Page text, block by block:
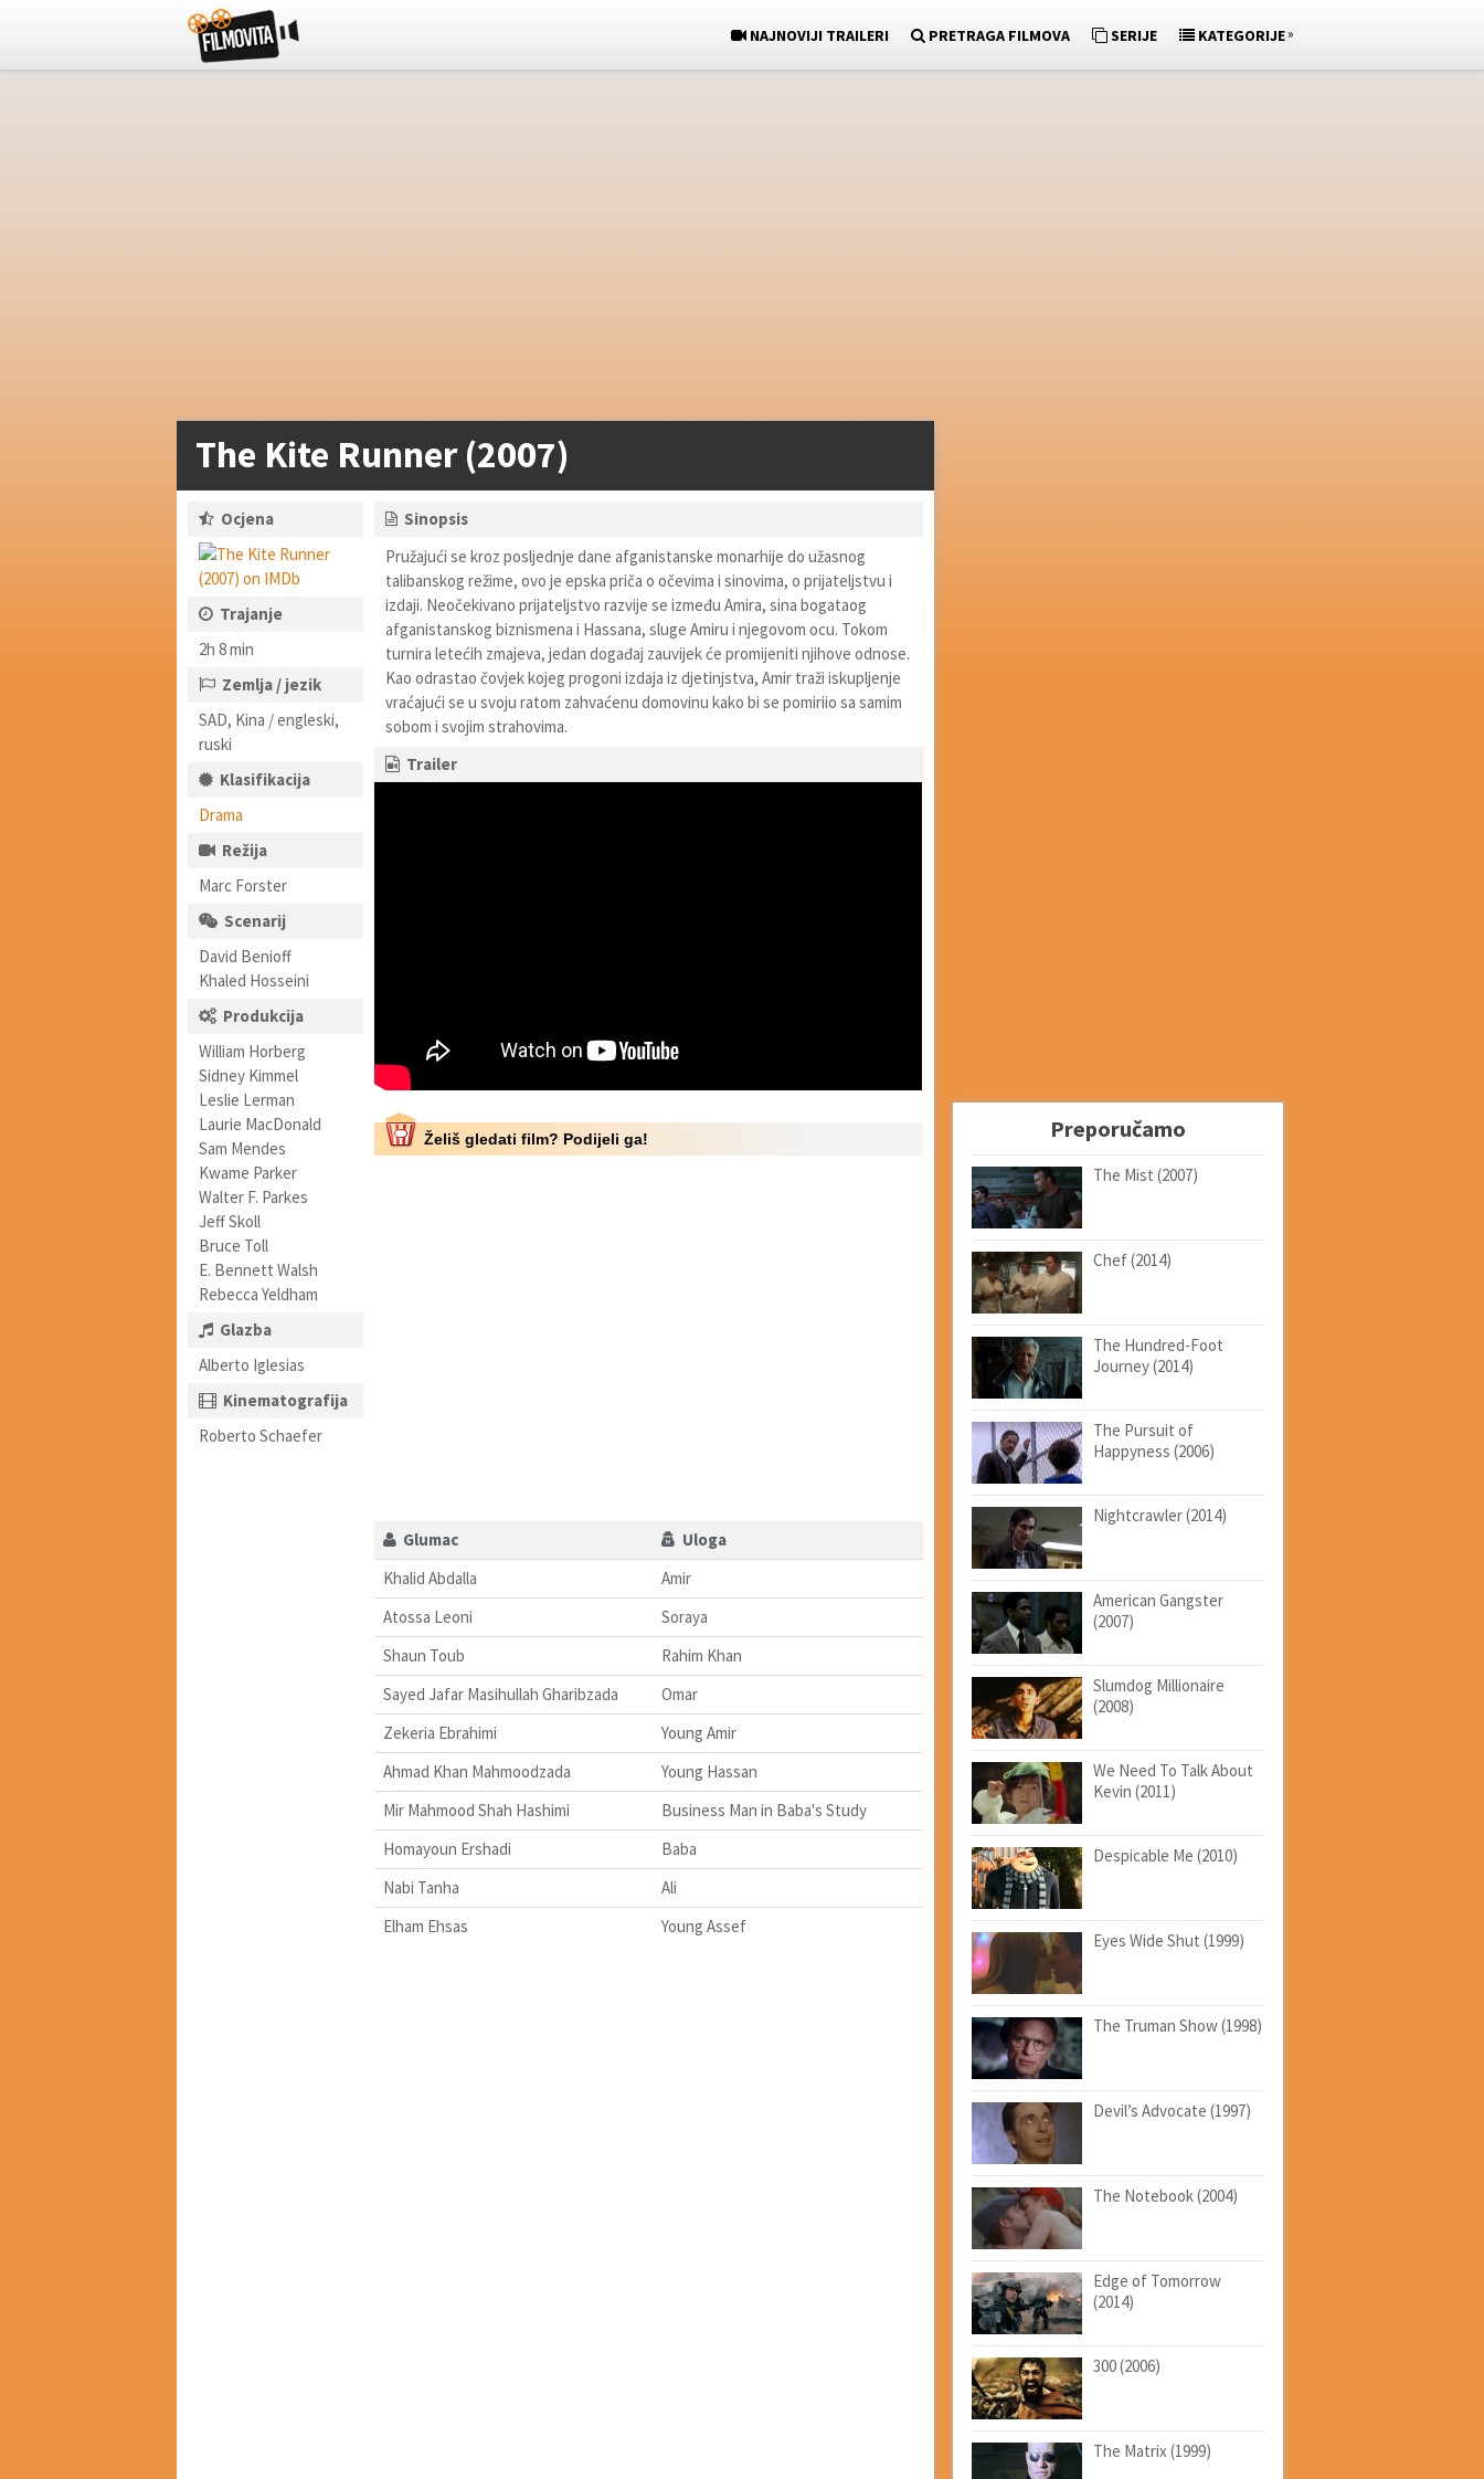
NAJNOVIJI TRAILERI PRETRAGA FILMOVA SERIJE KATEGORIJE»
The Kite Runner (2007)
Ocjena
Trajanje
2h 8 min
Zemlja / jezik
SAD, Kina / engleski,
ruski
Klasifikacija
Drama
Režija
Marc Forster
Scenarij
David Benioff
Khaled Hosseini
Produkcija
William Horberg
Sidney Kimmel
Leslie Lerman
Laurie MacDonald
Sam Mendes
Kwame Parker
Walter F. Parkes
Jeff Skoll
Bruce Toll
E. Bennett Walsh
Rebecca Yeldham
Glazba
Alberto Iglesias
Kinematografija
Roberto Schaefer
Sinopsis
Pružajući se kroz posljednje dane afganistanske monarhije do užasnog
talibanskog režime, ovo je epska priča o očevima i sinovima, o prijateljstvu i
izdaji. Neočekivano prijateljstvo razvije se između Amira, sina bogataog
afganistanskog biznismena i Hassana, sluge Amiru i njegovom ocu. Tokom
turnira letećih zmajeva, jedan događaj zauvijek će promijeniti njihove odnose.
Kao odrastao čovjek kojeg progoni izdaja iz djetinjstva, Amir traži iskupljenje
vraćajući se u svoju ratom zahvaćenu domovinu kako bi se pomiriio sa samim
sobom i svojim strahovima.
Trailer
Želiš gledati film? Podijeli ga!
Glumac
Uloga
Khalid Abdalla
Amir
Atossa Leoni
Soraya
Shaun Toub
Rahim Khan
Sayed Jafar Masihullah Gharibzada
Omar
Zekeria Ebrahimi
Young Amir
Ahmad Khan Mahmoodzada
Young Hassan
Mir Mahmood Shah Hashimi
Business Man in Baba's Study
Homayoun Ershadi
Baba
Nabi Tanha
Ali
Elham Ehsas
Young Assef
Preporučamo
The Mist (2007)
Chef (2014)
The Hundred-Foot
Journey (2014)
The Pursuit of
Happyness (2006)
Nightcrawler (2014)
American Gangster
(2007)
Slumdog Millionaire
(2008)
We Need To Talk About
Kevin (2011)
Despicable Me (2010)
Eyes Wide Shut (1999)
The Truman Show (1998)
Devil’s Advocate (1997)
The Notebook (2004)
Edge of Tomorrow
(2014)
300 (2006)
The Matrix (1999)